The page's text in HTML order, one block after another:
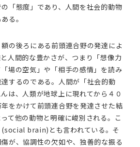
「態度」であり、人間を社会的動物
る。
の後ろにある前頭連合野の発達によ
人間的な豊かさが、つまり「想像力
場の空気」や「相手の感情」を読み
するのである。人間が「社会的動
は、人類が地球上に現れてから４０
をかけて前頭連合野を発達させた結
て他の動物と明確に峻別される。こ
(social brain)とも言われている。そ
が、協調性の欠如や、独善的な振る